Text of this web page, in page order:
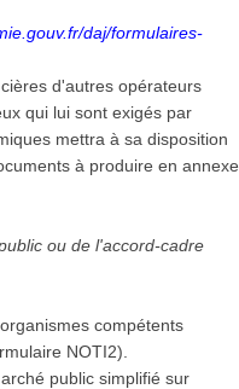
daj/formulaires-
d'autres opérateurs
qui lui sont exigés par
mettra à sa disposition
à produire en annexe
ou de l'accord-cadre
compétents
NOTI2).
public simplifié sur